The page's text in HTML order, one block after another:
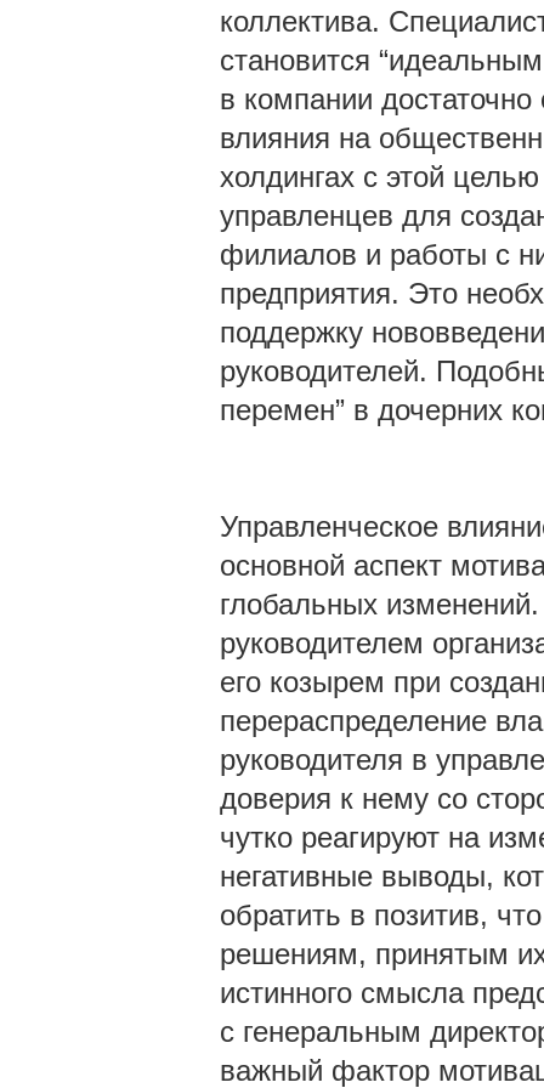
коллектива.
становится
в компании
влияния на
холдингах с этой
управленцев для
филиалов и работы с
предприятия. Это
поддержку
руководителей.
перемен” в дочерних
Управленческое
основной аспект
глобальных
руководителем
его козырем при
перераспределение
руководителя в
доверия к нему со
чутко реагируют на
негативные выводы,
обратить в позитив,
решениям, принятым
истинного смысла
с генеральным
важный фактор